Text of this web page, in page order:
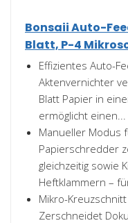
Bonsaii Auto-
Blatt, P-4
Effizientes Auto-
Aktenvernichter
Blatt Papier in
ermöglicht einen...
Manueller Modus
Papierschredder
gleichzeitig sowie
Heftklammern –
Mikro-
Zerschneidet